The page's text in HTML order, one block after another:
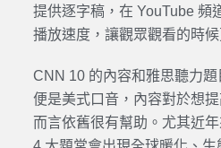
提供逐字稿，在 YouTube 頻
播放速度，讓觀眾觀看的時候
CNN 10 的內容和雅思聽力
便是美式口音，內容對於想
而言依舊很有幫助。尤其近